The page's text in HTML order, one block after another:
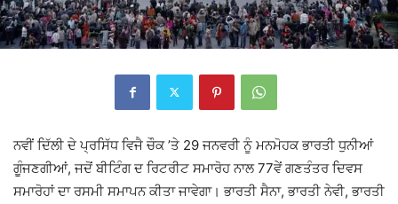
ਨਵੀਂ ਦਿੱਲੀ ਦੇ ਪ੍ਰਸਿੱਧ ਵਿਜੈ ਚੌਕ ’ਤੇ 29 ਜਨਵਰੀ ਨੂੰ ਮਨਮੋਹਕ ਭਾਰਤੀ ਧੁਨੀਆਂ
ਗੂੰਜਣਗੀਆਂ, ਜਦੋਂ ਬੀਟਿੰਗ ਦ ਰਿਟਰੀਟ ਸਮਾਰੋਹ ਨਾਲ 77ਵੇਂ ਗਣਤੰਤਰ ਦਿਵਸ
ਸਮਾਰੋਹਾਂ ਦਾ ਰਸਮੀ ਸਮਾਪਨ ਕੀਤਾ ਜਾਵੇਗਾ। ਭਾਰਤੀ ਸੈਨਾ, ਭਾਰਤੀ ਨੇਵੀ, ਭਾਰਤੀ